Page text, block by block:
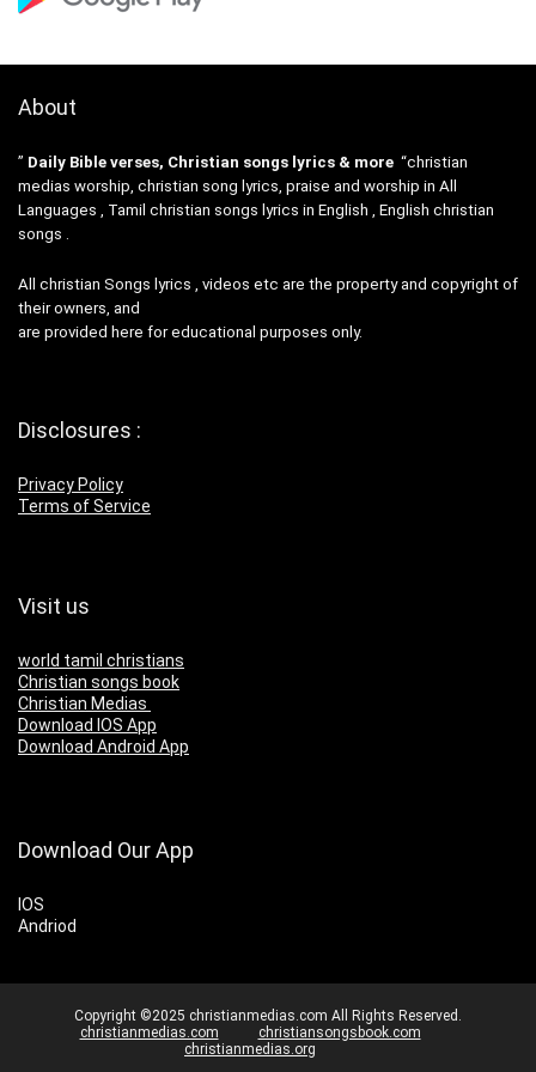
About
” Daily Bible verses, Christian songs lyrics & more “christian
medias worship, christian song lyrics, praise and worship in All
Languages , Tamil christian songs lyrics in English , English christian
songs .
All christian Songs lyrics , videos etc are the property and copyright of
their owners, and
are provided here for educational purposes only.
Disclosures :
Privacy Policy
Terms of Service
Visit us
world tamil christians
Christian songs book
Christian Medias
Download IOS App
Download Android App
Download Our App
IOS
Andriod
Copyright ©2025 christianmedias.com All Rights Reserved.
christianmedias.com
christiansongsbook.com
christianmedias.org